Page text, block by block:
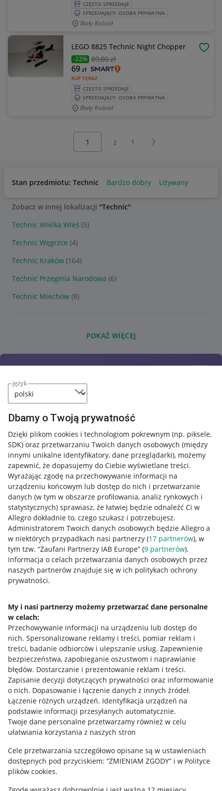
język
Dbamy o Twoją prywatność
Dzięki plikom cookies i technologiom pokrewnym (np. piksele,
SDK) oraz przetwarzaniu Twoich danych osobowych (między
innymi unikalne identyfikatory, dane przeglądarki), możemy
zapewnić, że dopasujemy do Ciebie wyświetlane treści.
Wyrażając zgodę na przechowywanie informacji na
urządzeniu końcowym lub dostęp do nich i przetwarzanie
danych (w tym w obszarze profilowania, analiz rynkowych i
statystycznych) sprawiasz, że łatwiej będzie odnaleźć Ci w
Allegro dokładnie to, czego szukasz i potrzebujesz.
Administratorem Twoich danych osobowych będzie Allegro a
w niektórych przypadkach nasi partnerzy (17 partnerów), w
tym tzw. “Zaufani Partnerzy IAB Europe” (9 partnerów).
Informacja o celach przetwarzania danych osobowych przez
naszych partnerów znajduje się w ich politykach ochrony
prywatności.
My i nasi partnerzy możemy przetwarzać dane personalne
w celach:
Przechowywanie informacji na urządzeniu lub dostęp do
nich. Spersonalizowane reklamy i treści, pomiar reklam i
treści, badanie odbiorców i ulepszanie usług. Zapewnienie
bezpieczeństwa, zapobieganie oszustwom i naprawianie
błędów. Dostarczanie i prezentowanie reklam i treści.
Zapisanie decyzji dotyczących prywatności oraz informowanie
o nich. Dopasowanie i łączenie danych z innych źródeł.
Łączenie różnych urządzeń. Identyfikacja urządzeń na
podstawie informacji przesyłanych automatycznie.
Twoje dane personalne przetwarzamy również w celu
ułatwiania korzystania z naszych stron
Cele przetwarzania szczegółowo opisane są w ustawieniach
dostępnych pod przyciskiem: “ZMIENIAM ZGODY” i w Polityce
plików cookies.
CZĘSTO SPRZEDAJE
SPRZEDAJĄCY: OSOBA PRYWATNA
Biały Kościół
LEGO 8825 Technic Night Chopper
-22% 89,00 zł
KUP TERAZ
69zł
CZĘSTO SPRZEDAJE
SPRZEDAJĄCY: OSOBA PRYWATNA
Biały Kościół
z 1 Następna strona
Stan przedmiotu: Technic Bardzo dobry Używany
Zobacz w innej lokalizacji "Technic"
Technic Wielka Wieś (5)
Technic Węgrzce (4)
Technic Kraków (164)
Technic Przeginia Narodowa (6)
Technic Miechów (8)
POKAŻ WIĘCEJ
Przydatne informacje
Jak to działa
Allegro Gadane dla sprzedających
Allegro Gadane dla kupujących
Mapa miejscowości
Informacje prawne
Regulamin
Polityka plików "cookies"
Ustawienia plików "cookies"
Udostępnianie lokalizacji
Informacje dla Aktu o Usługach Cyfrowych